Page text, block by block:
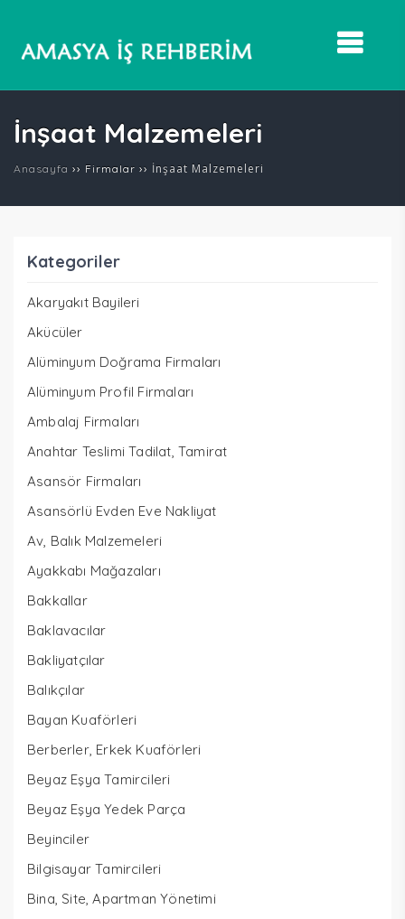
İnşaat Malzemeleri
Anasayfa ›› Firmalar ›› İnşaat Malzemeleri
Kategoriler
Akaryakıt Bayileri
Akücüler
Alüminyum Doğrama Firmaları
Alüminyum Profil Firmaları
Ambalaj Firmaları
Anahtar Teslimi Tadilat, Tamirat
Asansör Firmaları
Asansörlü Evden Eve Nakliyat
Av, Balık Malzemeleri
Ayakkabı Mağazaları
Bakkallar
Baklavacılar
Bakliyatçılar
Balıkçılar
Bayan Kuaförleri
Berberler, Erkek Kuaförleri
Beyaz Eşya Tamircileri
Beyaz Eşya Yedek Parça
Beyinciler
Bilgisayar Tamircileri
Bina, Site, Apartman Yönetimi